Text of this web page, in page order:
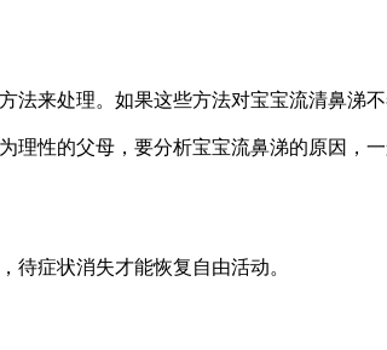
来处理。如果这些方法对宝宝流清鼻涕不
性的父母，要分析宝宝流鼻涕的原因，
症状消失才能恢复自由活动。